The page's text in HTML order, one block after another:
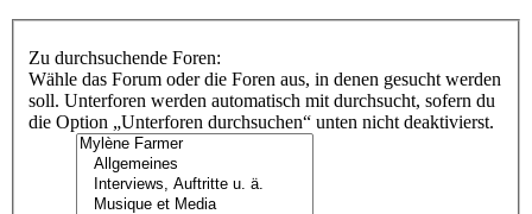
Zu durchsuchende Foren:
Wähle das Forum oder die Foren aus, in denen gesucht werden
soll. Unterforen werden automatisch mit durchsucht, sofern du
die Option „Unterforen durchsuchen“ unten nicht deaktivierst.